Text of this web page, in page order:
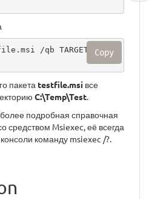
/qb TARGETDIR=
Copy
пакета testfile.msi все
C:\Temp\Test.
подробная справочная
средством Msiexec, её всегда
команду msiexec /?.